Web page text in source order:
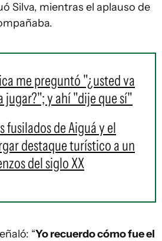
Silva, mientras el aplauso de
me preguntó "¿usted va
jugar?"; y ahí "dije que sí"
fusilados de Aiguá y el
destaque turístico a un
del siglo XX
“Yo recuerdo cómo fue el